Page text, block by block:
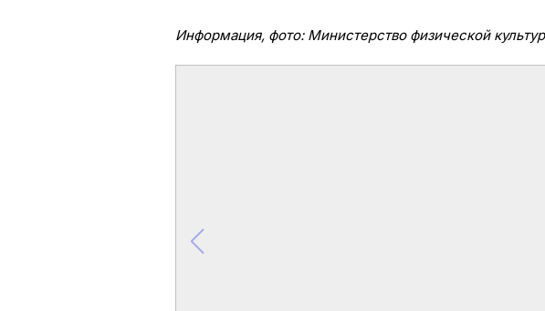
Информация, фото: Министерство физической